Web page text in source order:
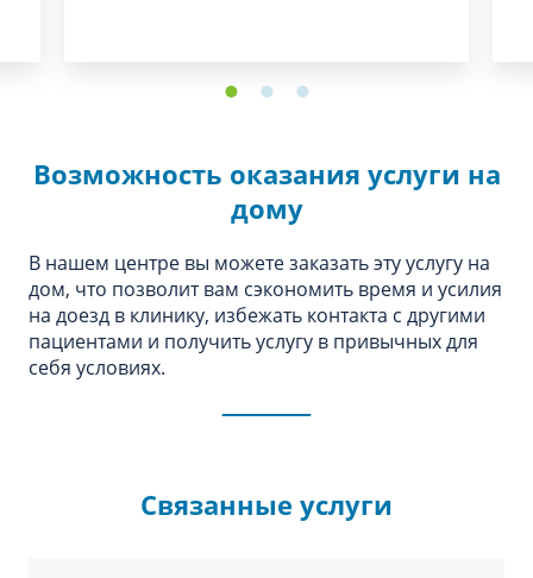
Возможность оказания услуги на
дому
В нашем центре вы можете заказать эту услугу на
дом, что позволит вам сэкономить время и усилия
на доезд в клинику, избежать контакта с другими
пациентами и получить услугу в привычных для
себя условиях.
Связанные услуги